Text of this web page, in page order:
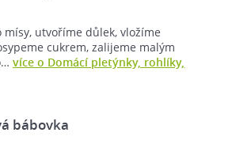
utvoříme důlek, vložíme
cukrem, zalijeme malým
více o Domácí pletýnky, rohlíky,
bábovka